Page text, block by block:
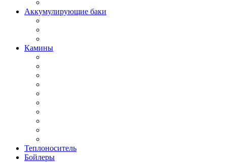
Аккумулирующие баки
Камины
Теплоноситель
Бойлеры